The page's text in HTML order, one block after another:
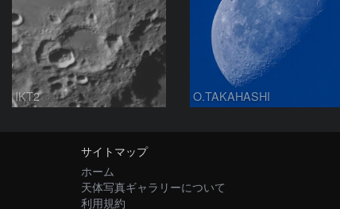
IKT2 O.TAKAHASHI
サイトマップ
ホーム
天体写真ギャラリーについて
利用規約